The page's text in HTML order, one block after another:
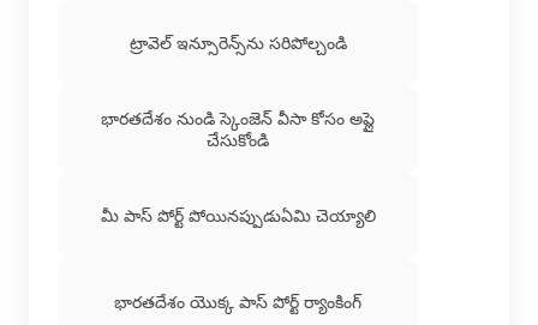
ట్రావెల్ ఇన్సూరెన్స్‌ను సరిపోల్చండి
భారతదేశం నుండి స్కెంజెన్ వీసా కోసం అప్లై
చేసుకోండి
మీ పాస్ పోర్ట్ పోయినప్పుడుఏమి చెయ్యాలి
భారతదేశం యొక్క పాస్ పోర్ట్ ర్యాంకింగ్